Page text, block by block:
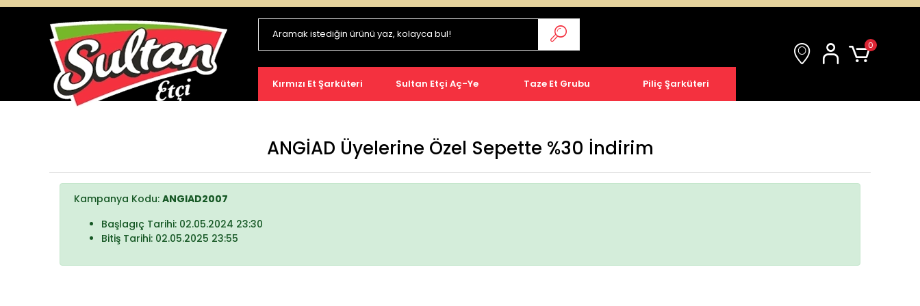
0
Kırmızı Et Şarküteri Sultan Etçi Aç-Ye Taze Et Grubu Piliç Şarküteri
ANGİAD Üyelerine Özel Sepette %30 İndirim
Kampanya Kodu: ANGIAD2007
Başlagıç Tarihi: 02.05.2024 23:30
Bitiş Tarihi: 02.05.2025 23:55